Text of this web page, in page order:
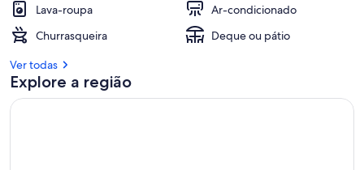
Lava-roupa
Ar-condicionado
Churrasqueira
Deque ou pátio
Ver todas
Explore a região